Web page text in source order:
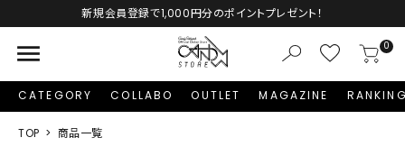
新規会員登録で1,000円分のポイントプレゼント！
menu 0
CATEGORY COLLABO OUTLET MAGAZINE
TOP 商品一覧